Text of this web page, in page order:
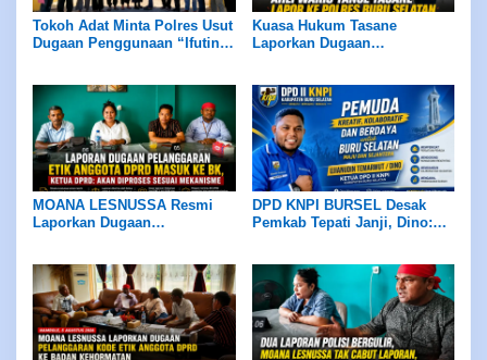
Tokoh Adat Minta Polres Usut
Dugaan Penggunaan “Ifutin”,
Orang
Kuasa Hukum Tasane
Laporkan Dugaan
Sesuai Hukum
MOANA LESNUSSA Resmi
Laporkan Dugaan
DPD KNPI BURSEL Desak
Pemkab Tepati Janji, Dino: